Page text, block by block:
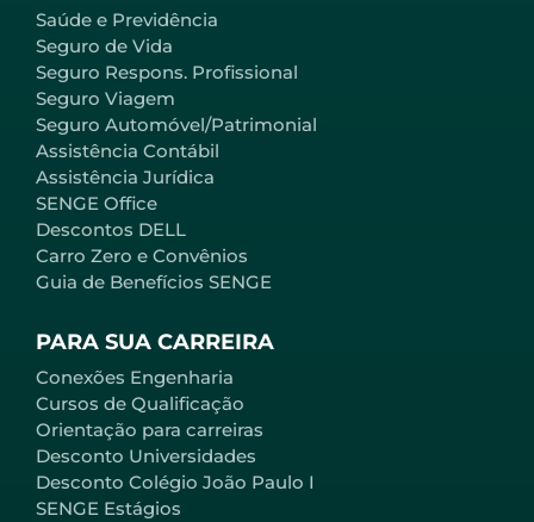
Saúde e Previdência
Seguro de Vida
Seguro Respons. Profissional
Seguro Viagem
Seguro Automóvel/Patrimonial
Assistência Contábil
Assistência Jurídica
SENGE Office
Descontos DELL
Carro Zero e Convênios
Guia de Benefícios SENGE
PARA SUA CARREIRA
Conexões Engenharia
Cursos de Qualificação
Orientação para carreiras
Desconto Universidades
Desconto Colégio João Paulo I
SENGE Estágios